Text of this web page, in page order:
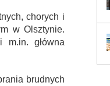
chorych i
w Olsztynie.
m.in. główna
brudnych